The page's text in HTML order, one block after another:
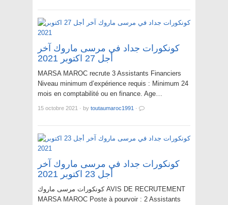
كونكورات جداد في مرسى ماروك آخر
أجل 27 اكتوبر 2021
MARSA MAROC recrute 3 Assistants Financiers
Niveau minimum d’expérience requis : Minimum 24
mois en comptabilité ou en finance. Age…
15 octobre 2021 · by toutaumaroc1991 ·
كونكورات جداد في مرسى ماروك آخر
أجل 23 اكتوبر 2021
كونكورات مرسى ماروك AVIS DE RECRUTEMENT
MARSA MAROC Poste à pourvoir : 2 Assistants